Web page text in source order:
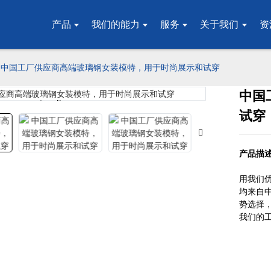
产品 我们的能力 服务 关于我们
中国工厂供应商高端玻璃钢女装模特，用于时尚展示和试穿
Loading...
Loading...
中国
试穿
产品描
用我们
均来自
势选择
我们的